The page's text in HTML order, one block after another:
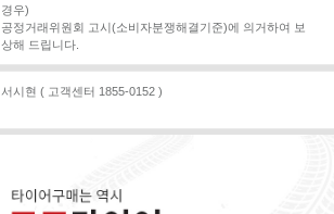
경우)
공정거래위원회 고시(소비자분쟁해결기준)에 의거하여 보
상해 드립니다.
서시현 ( 고객센터 1855-0152 )